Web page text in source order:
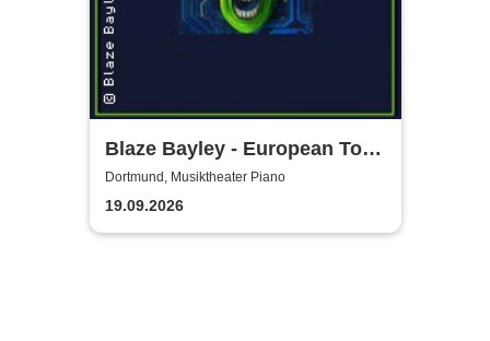
Blaze Bayley - European Tour
2026
Dortmund, Musiktheater Piano
19.09.2026